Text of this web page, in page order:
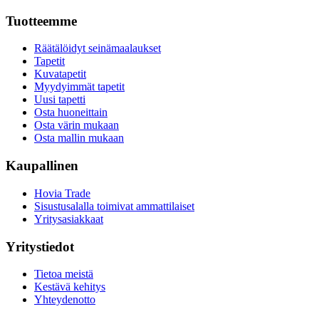
Tuotteemme
Räätälöidyt seinämaalaukset
Tapetit
Kuvatapetit
Myydyimmät tapetit
Uusi tapetti
Osta huoneittain
Osta värin mukaan
Osta mallin mukaan
Kaupallinen
Hovia Trade
Sisustusalalla toimivat ammattilaiset
Yritysasiakkaat
Yritystiedot
Tietoa meistä
Kestävä kehitys
Yhteydenotto